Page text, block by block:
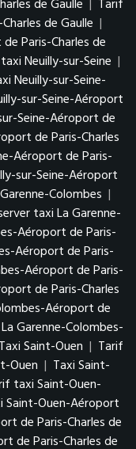
de Gaulle
Tarif
de Gaulle |
Paris-Charles de
Neuilly-sur-Seine |
Neuilly-sur-Seine-
sur-Seine-Aéroport
Seine-Aéroport de
de Paris-Charles
Aéroport de Paris-
sur-Seine-Aéroport
Colombes |
taxi La Garenne-
Aéroport de Paris-
Aéroport de Paris-
Aéroport de Paris-
de Paris-Charles
Aéroport de
Garenne-Colombes-
Taxi Saint-Ouen | Tarif
Ouen | Taxi Saint-
taxi Saint-Ouen-
Saint-Ouen-Aéroport
de Paris-Charles de
de Paris-Charles de